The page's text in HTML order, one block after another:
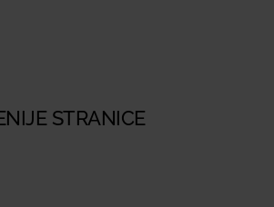
STRANICE